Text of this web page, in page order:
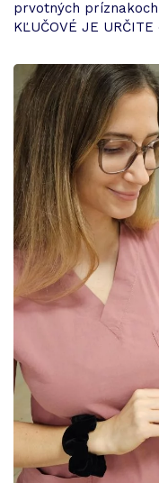
prvotných
KĽUČOVÉ JE